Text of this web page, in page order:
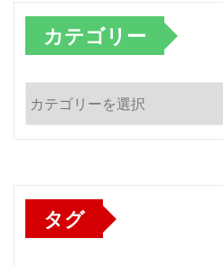
カテゴリー
テ
タグ